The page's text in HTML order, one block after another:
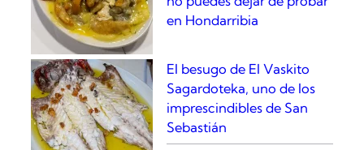
B
u
l
a
T
a
p
a
en Hondarribia
El besugo de El Vaskito
Sagardoteka, uno de los
imprescindibles de San
Sebastián